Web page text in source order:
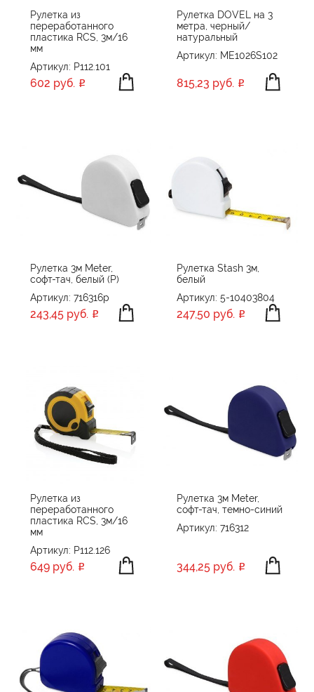
Рулетка из
переработанного
пластика RCS, 3м/16
мм
Артикул: P112.101
602 руб.
Рулетка DOVEL на 3
метра, черный/
натуральный
Артикул: ME1026S102
815,23 руб.
Рулетка 3м Meter,
софт-тач, белый (Р)
Артикул: 716316p
243,45 руб.
Рулетка Stash 3м,
белый
Артикул: 5-10403804
247,50 руб.
Рулетка из
переработанного
пластика RCS, 3м/16
мм
Артикул: P112.126
649 руб.
Рулетка 3м Meter,
софт-тач, темно-синий
Артикул: 716312
344,25 руб.